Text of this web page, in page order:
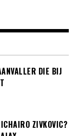
DIE BIJ
ZIVKOVIC?